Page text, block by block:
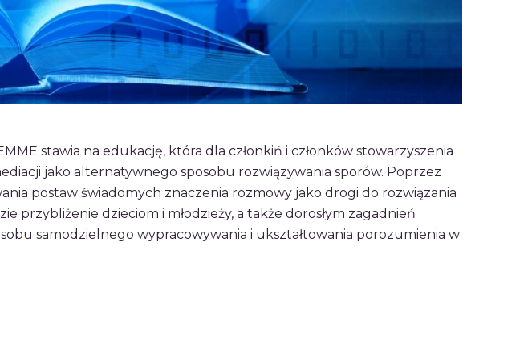
stawia na edukację, która dla członkiń i członków stowarzyszenia
jako alternatywnego sposobu rozwiązywania sporów. Poprzez
postaw świadomych znaczenia rozmowy jako drogi do rozwiązania
dzieciom i młodzieży, a także dorosłym zagadnień
samodzielnego wypracowywania i ukształtowania porozumienia w